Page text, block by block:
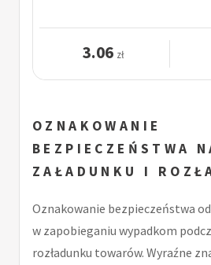
3.06 zł
OZNAKOWANIE
BEZPIECZEŃSTWA
ZAŁADUNKU I
Oznakowanie bezpieczeństwa
w zapobieganiu wypadkom
rozładunku towarów. Wyraźne